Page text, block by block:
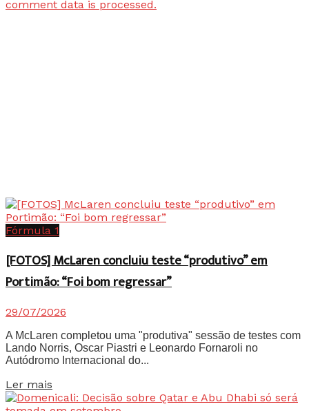
comment data is processed.
Fórmula 1
[FOTOS] McLaren concluiu teste “produtivo” em
Portimão: “Foi bom regressar”
29/07/2026
A McLaren completou uma "produtiva" sessão de testes com
Lando Norris, Oscar Piastri e Leonardo Fornaroli no
Autódromo Internacional do...
Ler mais